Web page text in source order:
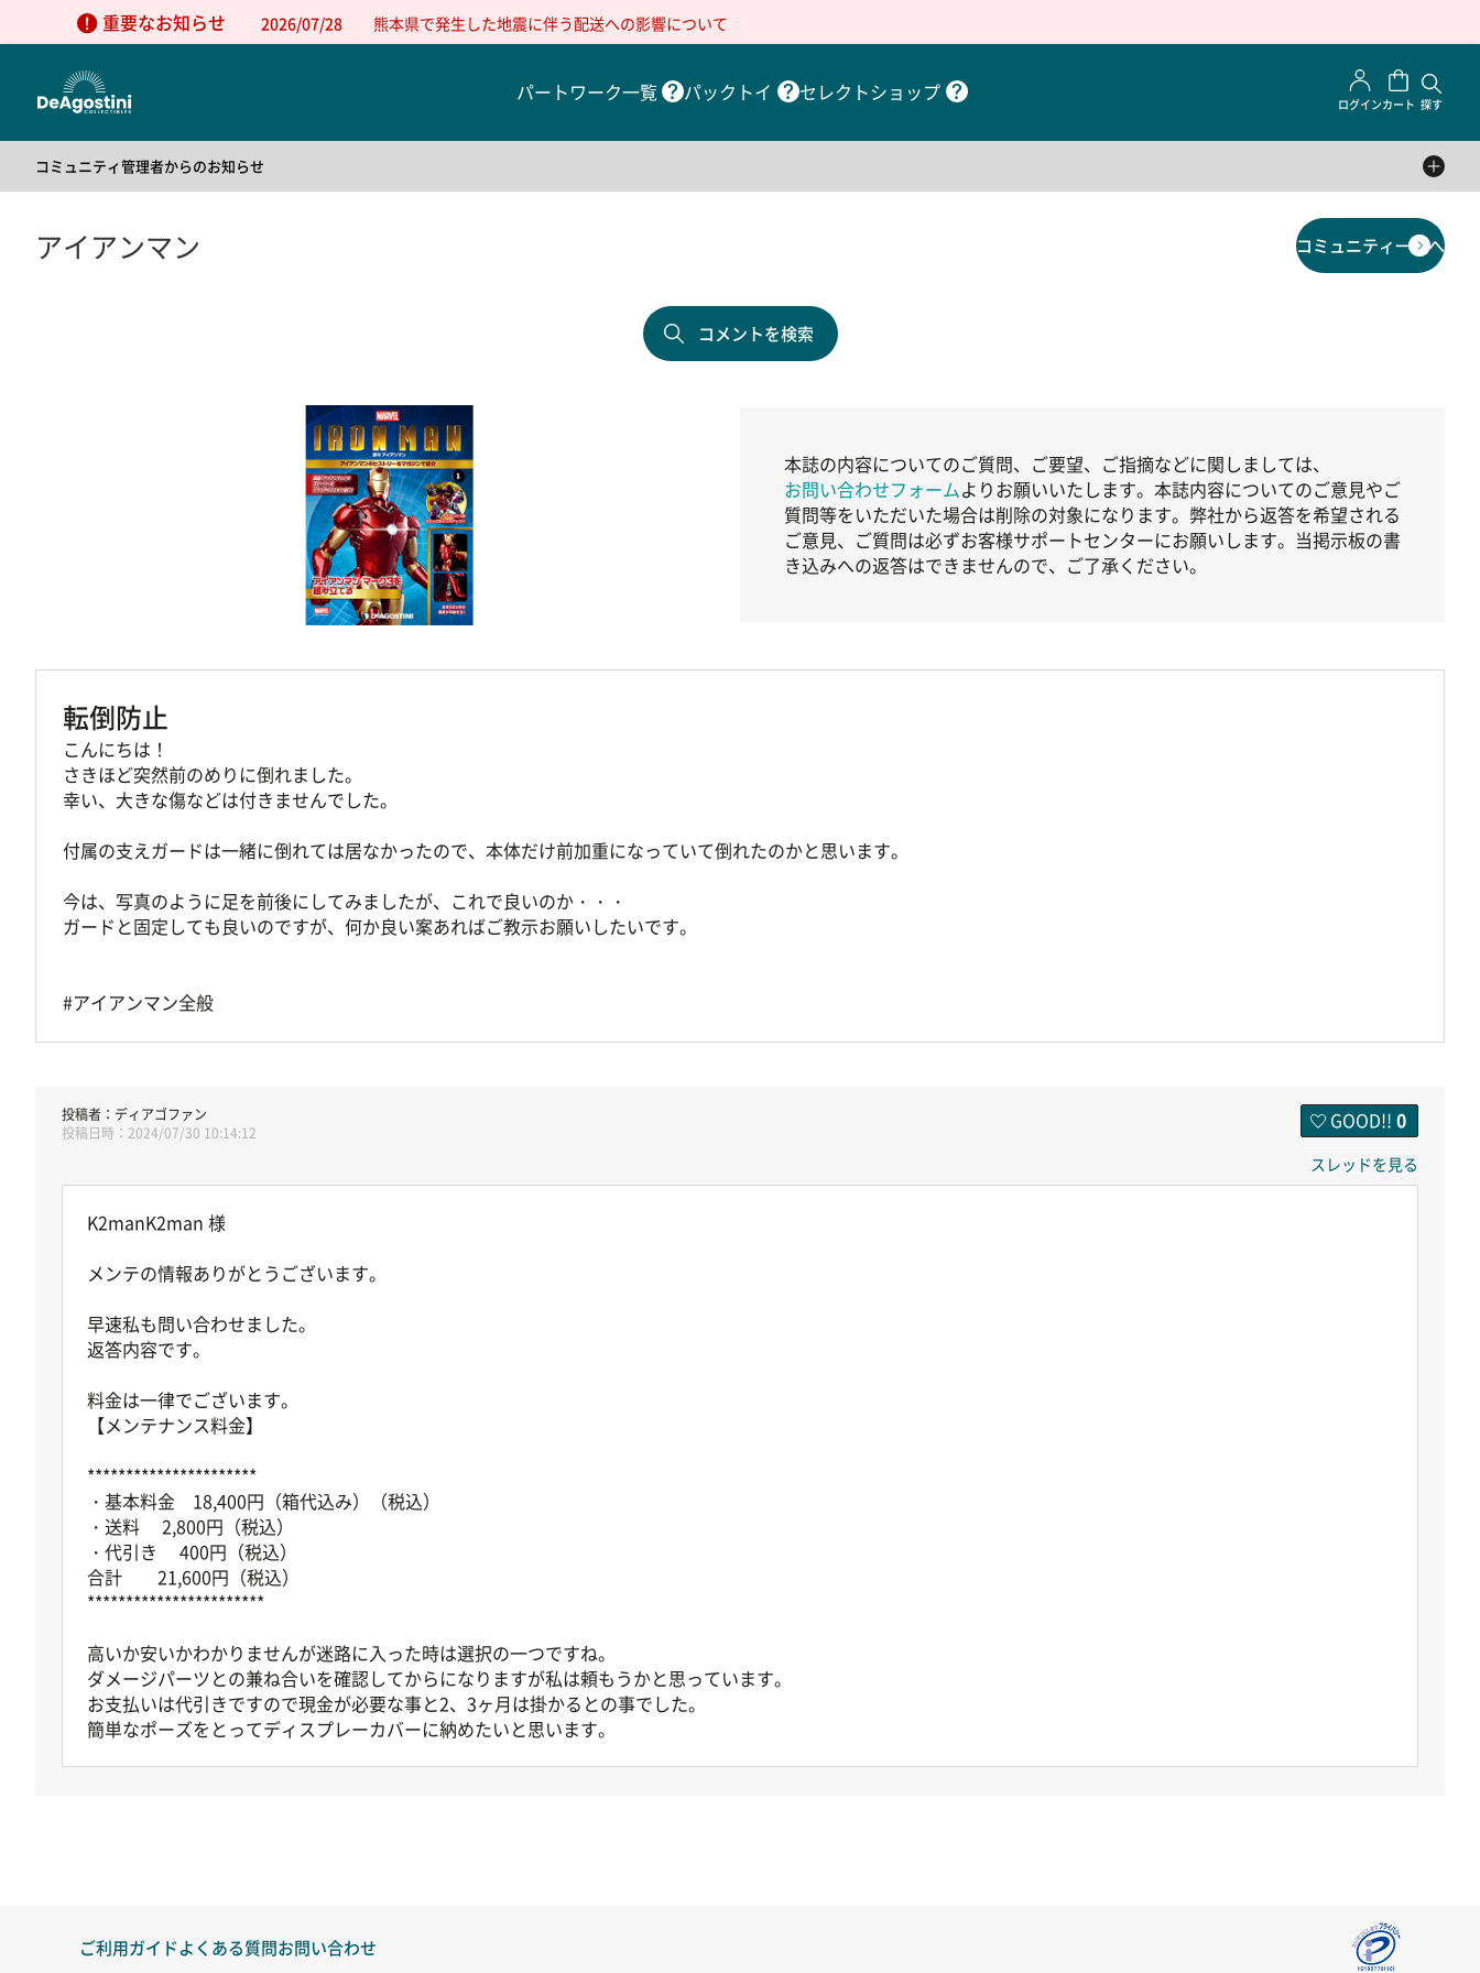
2026/07/28
重要なお知らせ 熊本県で発生した地震に伴う配送への影響について
パートワーク一覧 パックトイ セレクトショップ ログインカート 探す
コミュニティ管理者からのお知らせ
2025/05/01
公式コミュニティの利用規約
アイアンマン コミュニティ一覧へ
コメントを検索
本誌の内容についてのご質問、ご要望、ご指摘などに関しましては、
お問い合わせフォームよりお願いいたします。本誌内容についてのご意見やご
質問等をいただいた場合は削除の対象になります。弊社から返答を希望される
ご意見、ご質問は必ずお客様サポートセンターにお願いします。当掲示板の書
き込みへの返答はできませんので、ご了承ください。
転倒防止
こんにちは！
さきほど突然前のめりに倒れました。
幸い、大きな傷などは付きませんでした。
付属の支えガードは一緒に倒れては居なかったので、本体だけ前加重になっていて倒れたのかと思います。
今は、写真のように足を前後にしてみましたが、これで良いのか・・・
ガードと固定しても良いのですが、何か良い案あればご教示お願いしたいです。
#アイアンマン全般
K2manK2man 様
メンテの情報ありがとうございます。
早速私も問い合わせました。
返答内容です。
料金は一律でございます。
【メンテナンス料金】
**********************
・基本料金 18,400円（箱代込み）（税込）
・送料 2,800円（税込）
・代引き 400円（税込）
合計 21,600円（税込）
***********************
高いか安いかわかりませんが迷路に入った時は選択の一つですね。
ダメージパーツとの兼ね合いを確認してからになりますが私は頼もうかと思っています。
お支払いは代引きですので現金が必要な事と2、3ヶ月は掛かるとの事でした。
簡単なポーズをとってディスプレーカバーに納めたいと思います。
2024/07/30 10:14:12
ディアゴファン GOOD!! 0
スレッドを見る
ご利用ガイドよくある質問お問い合わせ